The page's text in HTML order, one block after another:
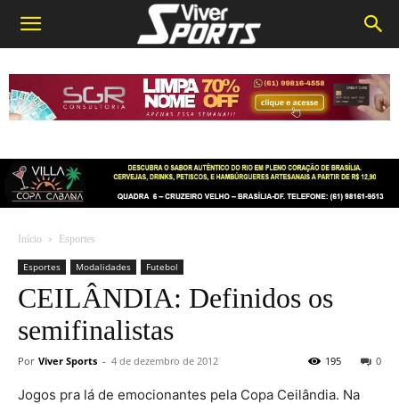
Início Esportes
Esportes Modalidades Futebol
CEILÂNDIA: Definidos os
semifinalistas
Por Viver Sports - 4 de dezembro de 2012 0
195
Jogos pra lá de emocionantes pela Copa Ceilândia. Na